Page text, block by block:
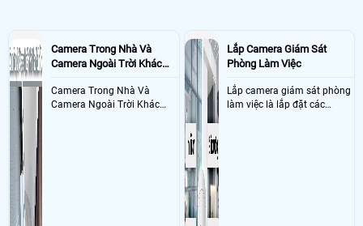
Camera Trong Nhà Và
Camera Ngoài Trời Khác
Nhau Như Thế Nào
Camera Trong Nhà Và
Camera Ngoài Trời Khác
Lắp Camera Giám Sát
Phòng Làm Việc
Lắp camera giám sát phòng
làm việc là lắp đặt các